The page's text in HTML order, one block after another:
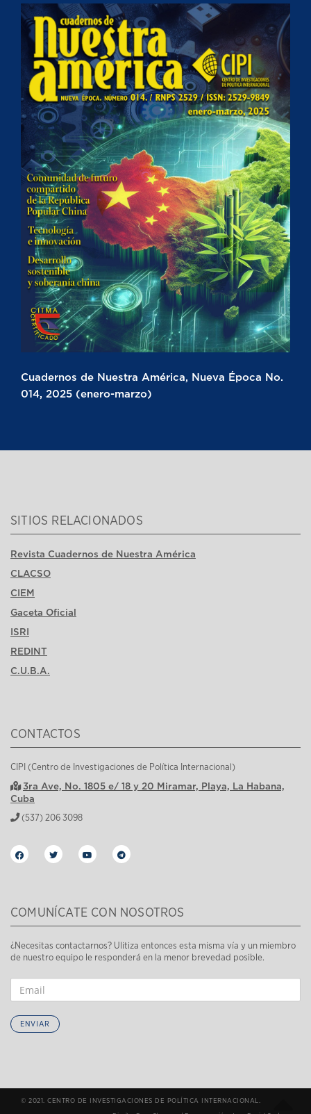
Cuadernos de Nuestra América, Nueva Época No.
014, 2025 (enero-marzo)
SITIOS RELACIONADOS
Revista Cuadernos de Nuestra América
CLACSO
CIEM
Gaceta Oficial
ISRI
REDINT
C.U.B.A.
CONTACTOS
CIPI (Centro de Investigaciones de Política Internacional)
3ra Ave, No. 1805 e/ 18 y 20 Miramar, Playa, La Habana,
Cuba
(537) 206 3098
COMUNÍCATE CON NOSOTROS
¿Necesitas contactarnos? Ulitiza entonces esta misma vía y un miembro
de nuestro equipo le responderá en la menor brevedad posible.
ENVIAR
© 2021. CENTRO DE INVESTIGACIONES DE POLÍTICA INTERNACIONAL.